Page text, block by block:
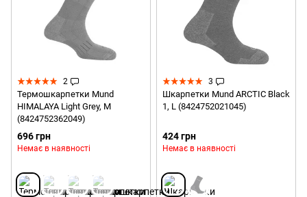
2
Термошкарпетки Mund
HIMALAYA Light Grey, M
(8424752362049)
696 грн
Немає в наявності
3
Шкарпетки Mund ARCTIC Black
1, L (8424752021045)
424 грн
Немає в наявності